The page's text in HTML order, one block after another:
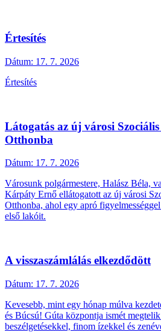
Értesítés
Dátum: 17. 7. 2026
Értesítés
Látogatás az új városi Szociális
Otthonba
Dátum: 17. 7. 2026
Városunk polgármestere, Halász Béla,
Kárpáty Ernő ellátogatott az új városi
Otthonba, ahol egy apró
első lakóit.
A visszaszámlálás elkezdődött
Dátum: 17. 7. 2026
Kevesebb, mint egy hónap múlva
és Búcsú! Gúta központja ismét
beszélgetésekkel, finom ízekkel és